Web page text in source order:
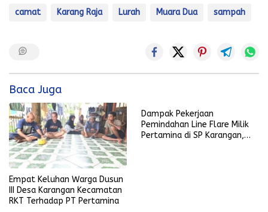
camat Karang Raja Lurah Muara Dua sampah
Baca Juga
Empat Keluhan Warga Dusun
III Desa Karangan Kecamatan
RKT Terhadap PT Pertamina
Dampak Pekerjaan
Pemindahan Line Flare Milik
Pertamina di SP Karangan,